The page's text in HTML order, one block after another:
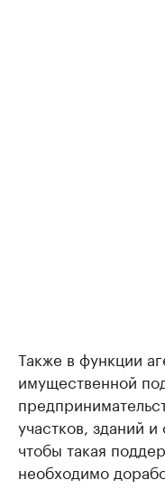
Также в функции
имущественной
участков, зданий
чтобы такая
необходимо